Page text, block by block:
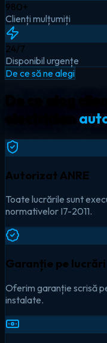
980+
Clienți mulțumiți
24/7
Disponibil urgențe
De ce să ne alegi
Autorizat ANRE
Toate lucrările sunt
normativelor I7-2011.
Garanție pe lucrări
Oferim garanție scrisă
instalate.